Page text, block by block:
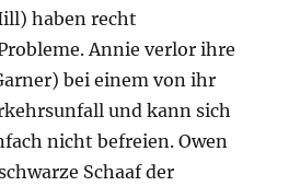
haben recht
Annie verlor ihre
bei einem von ihr
und kann sich
nicht befreien. Owen
Schaaf der